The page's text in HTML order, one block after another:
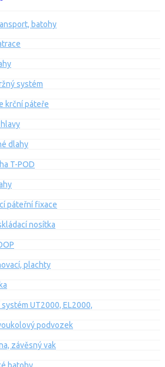
batohy
systém
krční páteře
dlahy
T-POD
páteřní fixace
nosítka
plachty
UT2000, EL2000,
podvozek
závěsný vak